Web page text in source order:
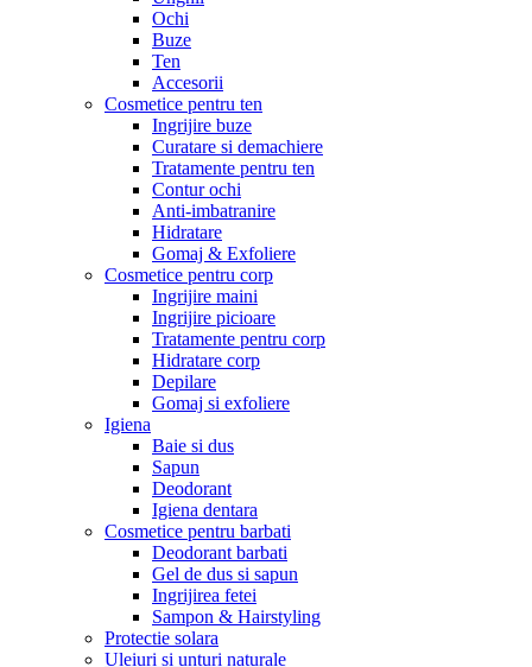
Ochi
Buze
Ten
Accesorii
Cosmetice pentru ten
Ingrijire buze
Curatare si demachiere
Tratamente pentru ten
Contur ochi
Anti-imbatranire
Hidratare
Gomaj & Exfoliere
Cosmetice pentru corp
Ingrijire maini
Ingrijire picioare
Tratamente pentru corp
Hidratare corp
Depilare
Gomaj si exfoliere
Igiena
Baie si dus
Sapun
Deodorant
Igiena dentara
Cosmetice pentru barbati
Deodorant barbati
Gel de dus si sapun
Ingrijirea fetei
Sampon & Hairstyling
Protectie solara
Uleiuri si unturi naturale